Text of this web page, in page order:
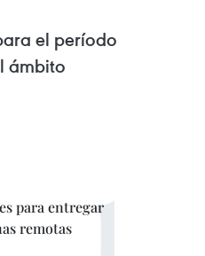
el período
ámbito
para entregar
remotas